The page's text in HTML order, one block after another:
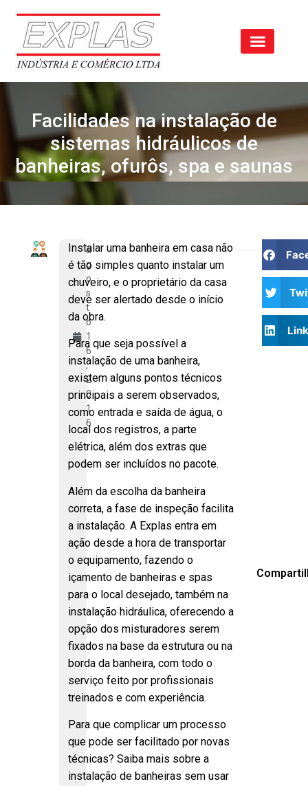
Facilidades na instalação de
sistemas hidráulicos de
banheiras, ofurôs, spa e saunas
a
g
o
s
t
o
1
6
,
2
0
1
6
Instalar uma banheira em casa não
é tão simples quanto instalar um
chuveiro, e o proprietário da casa
deve ser alertado desde o início
da obra.
Para que seja possível a
instalação de uma banheira,
existem alguns pontos técnicos
principais a serem observados,
como entrada e saída de água, o
local dos registros, a parte
elétrica, além dos extras que
podem ser incluídos no pacote.
Além da escolha da banheira
correta, a fase de inspeção facilita
a instalação. A Explas entra em
ação desde a hora de transportar
o equipamento, fazendo o
içamento de banheiras e spas
para o local desejado, também na
instalação hidráulica, oferecendo a
opção dos misturadores serem
fixados na base da estrutura ou na
borda da banheira, com todo o
serviço feito por profissionais
treinados e com experiência.
Para que complicar um processo
que pode ser facilitado por novas
técnicas? Saiba mais sobre a
instalação de banheiras sem usar